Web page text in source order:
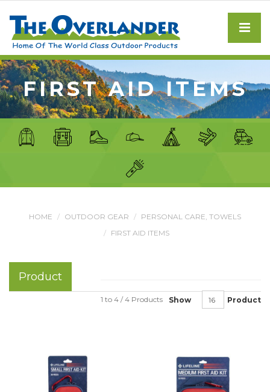
FIRST AID ITEMS
HOME OUTDOOR GEAR
PERSONAL CARE, TOWELS
FIRST AID ITEMS
Product
Show Product
1 to 4 / 4 Products